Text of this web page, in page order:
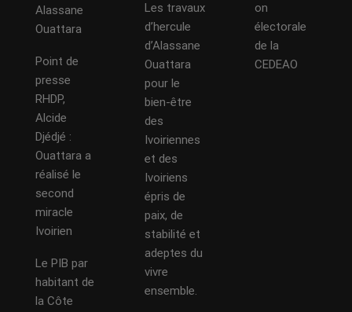
Alassane
Ouattara
Point de
presse
RHDP,
Alcide
Djédjé :
Ouattara a
réalisé le
second
miracle
Ivoirien
Le PIB par
habitant de
la Côte
Les travaux
d’hercule
d’Alassane
Ouattara
pour le
bien-être
des
Ivoiriennes
et des
Ivoiriens
épris de
paix, de
stabilité et
adeptes du
vivre
ensemble.
on
électorale
de la
CEDEAO